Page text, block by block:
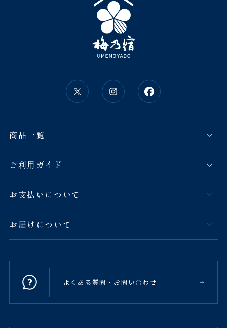
商品一覧
ご利用ガイド
お支払いについて
お届けについて
よくある質問・お問い合わせ